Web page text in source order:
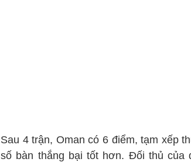
Sau 4 trận, Oman có 6 điểm, tạm xếp
số bàn thắng bại tốt hơn. Đối thủ